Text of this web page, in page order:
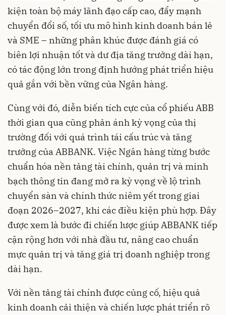
kiện toàn bộ máy lãnh đạo cấp cao, đẩy mạnh
chuyển đổi số, tối ưu mô hình kinh doanh bán lẻ
và SME – những phân khúc được đánh giá có
biên lợi nhuận tốt và dư địa tăng trưởng dài hạn,
có tác động lớn trong định hướng phát triển hiệu
quả gắn với bền vững của Ngân hàng.
Cùng với đó, diễn biến tích cực của cổ phiếu ABB
thời gian qua cũng phản ánh kỳ vọng của thị
trường đối với quá trình tái cấu trúc và tăng
trưởng của ABBANK. Việc Ngân hàng từng bước
chuẩn hóa nền tảng tài chính, quản trị và minh
bạch thông tin đang mở ra kỳ vọng về lộ trình
chuyển sàn và chính thức niêm yết trong giai
đoạn 2026–2027, khi các điều kiện phù hợp. Đây
được xem là bước đi chiến lược giúp ABBANK tiếp
cận rộng hơn với nhà đầu tư, nâng cao chuẩn
mực quản trị và tăng giá trị doanh nghiệp trong
dài hạn.
Với nền tảng tài chính được củng cố, hiệu quả
kinh doanh cải thiện và chiến lược phát triển rõ